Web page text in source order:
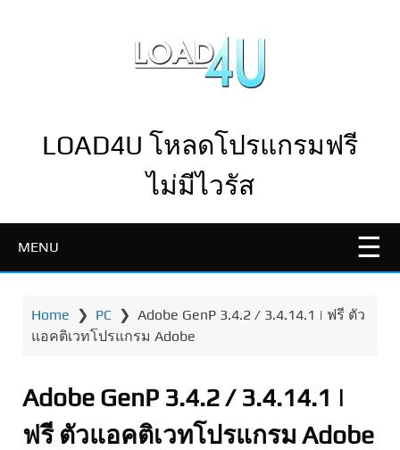
LOAD4U โหลดโปรแกรมฟรี
ไม่มีไวรัส
MENU
Home ❯ PC ❯ Adobe GenP 3.4.2 / 3.4.14.1 | ฟรี ตัว
แอคติเวทโปรแกรม Adobe
Adobe GenP 3.4.2 / 3.4.14.1 |
ฟรี ตัวแอคติเวทโปรแกรม Adobe